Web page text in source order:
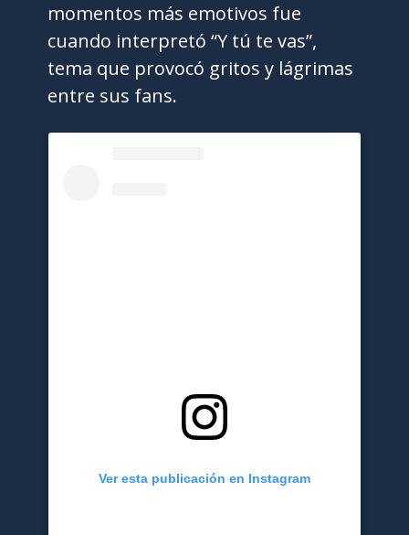
momentos más emotivos fue
cuando interpretó “Y tú te vas”,
tema que provocó gritos y lágrimas
entre sus fans.
Ver esta publicación en Instagram